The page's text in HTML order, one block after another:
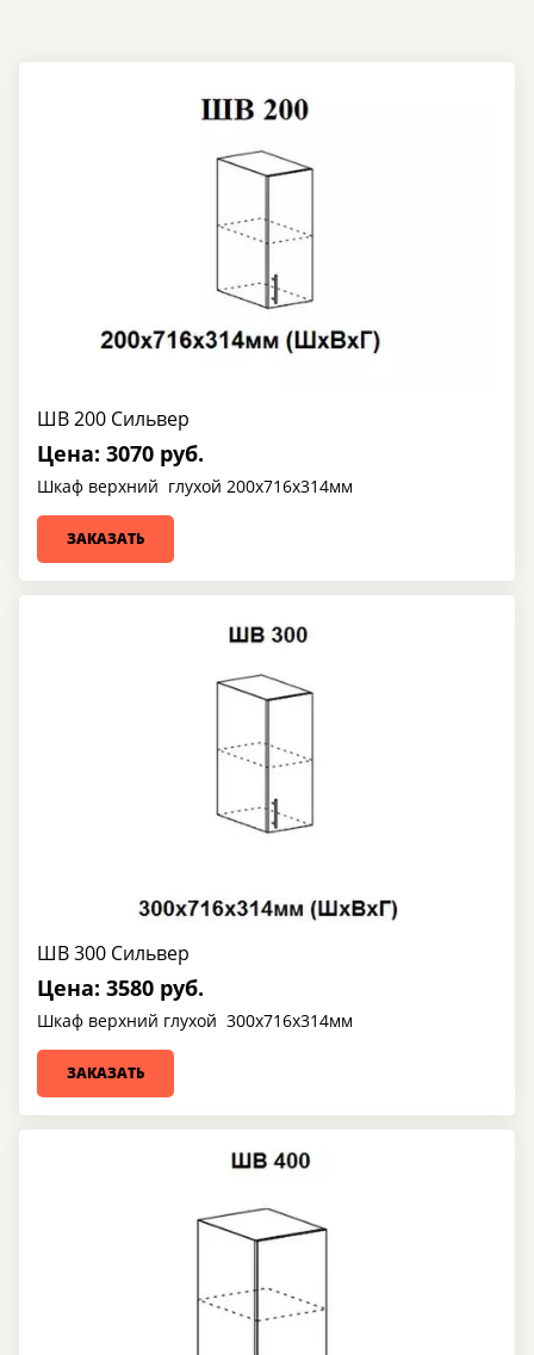
ШВ 200 Сильвер
Цена: 3070 руб.
Шкаф верхний глухой 200х716х314мм
ЗАКАЗАТЬ
ШВ 300 Сильвер
Цена: 3580 руб.
Шкаф верхний глухой 300х716х314мм
ЗАКАЗАТЬ